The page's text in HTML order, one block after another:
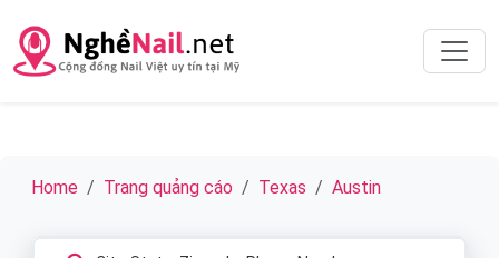
Home Trang quảng cáo Texas Austin